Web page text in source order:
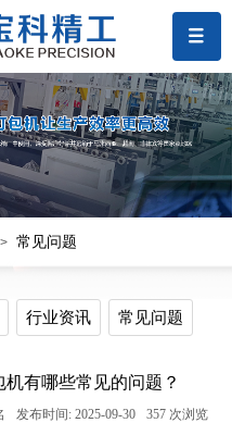
常见问题
行业资讯 常见问题
机有哪些常见的问题？
发布时间: 2025-09-30 357 次浏览